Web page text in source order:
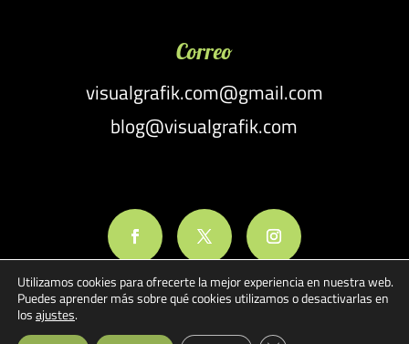
Correo
visualgrafik.com@gmail.com
blog@visualgrafik.com
Utilizamos cookies para ofrecerte la mejor experiencia en nuestra web.
Puedes aprender más sobre qué cookies utilizamos o desactivarlas en
losajustes.